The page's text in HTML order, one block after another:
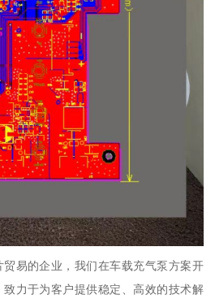
易的企业，我们在车载充气泵方案开
力于为客户提供稳定、高效的技术解